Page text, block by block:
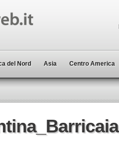
del Nord Asia Centro America